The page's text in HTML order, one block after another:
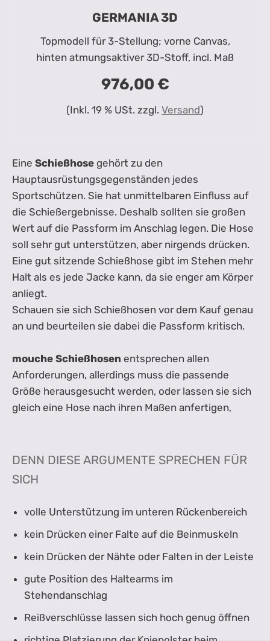
GERMANIA 3D
Topmodell für 3-Stellung; vorne Canvas,
hinten atmungsaktiver 3D-Stoff, incl. Maß
976,00 €
(Inkl. 19 % USt. zzgl. Versand)
Eine Schießhose gehört zu den
Hauptausrüstungsgegenständen jedes
Sportschützen. Sie hat unmittelbaren Einfluss auf
die Schießergebnisse. Deshalb sollten sie großen
Wert auf die Passform im Anschlag legen. Die Hose
soll sehr gut unterstützen, aber nirgends drücken.
Eine gut sitzende Schießhose gibt im Stehen mehr
Halt als es jede Jacke kann, da sie enger am Körper
anliegt.
Schauen sie sich Schießhosen vor dem Kauf genau
an und beurteilen sie dabei die Passform kritisch.
mouche Schießhosen entsprechen allen
Anforderungen, allerdings muss die passende
Größe herausgesucht werden, oder lassen sie sich
gleich eine Hose nach ihren Maßen anfertigen,
DENN DIESE ARGUMENTE SPRECHEN FÜR
SICH
volle Unterstützung im unteren Rückenbereich
kein Drücken einer Falte auf die Beinmuskeln
kein Drücken der Nähte oder Falten in der Leiste
gute Position des Haltearms im
Stehendanschlag
Reißverschlüsse lassen sich hoch genug öffnen